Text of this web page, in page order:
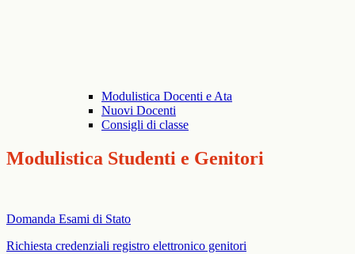
Modulistica Docenti e Ata
Nuovi Docenti
Consigli di classe
Modulistica Studenti e Genitori
Domanda Esami di Stato
Richiesta credenziali registro elettronico genitori